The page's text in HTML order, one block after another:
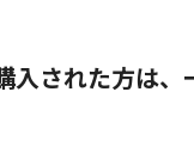
入された方は、